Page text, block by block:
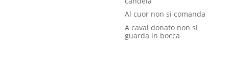
Al cuor non si comanda
A caval donato non si
guarda in bocca